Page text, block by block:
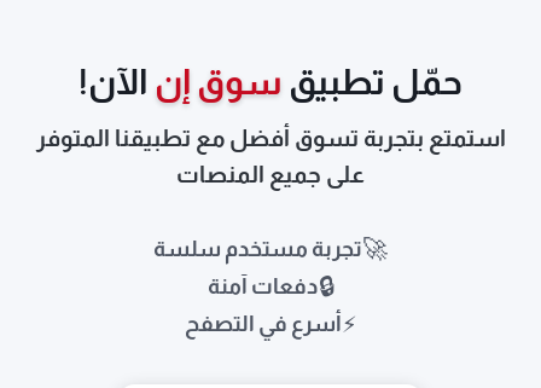
حمّل تطبيق سوق إن الآن!
استمتع بتجربة تسوق أفضل مع تطبيقنا المتوفر
على جميع المنصات
🚀تجربة مستخدم سلسة
🔒دفعات آمنة
⚡أسرع في التصفح